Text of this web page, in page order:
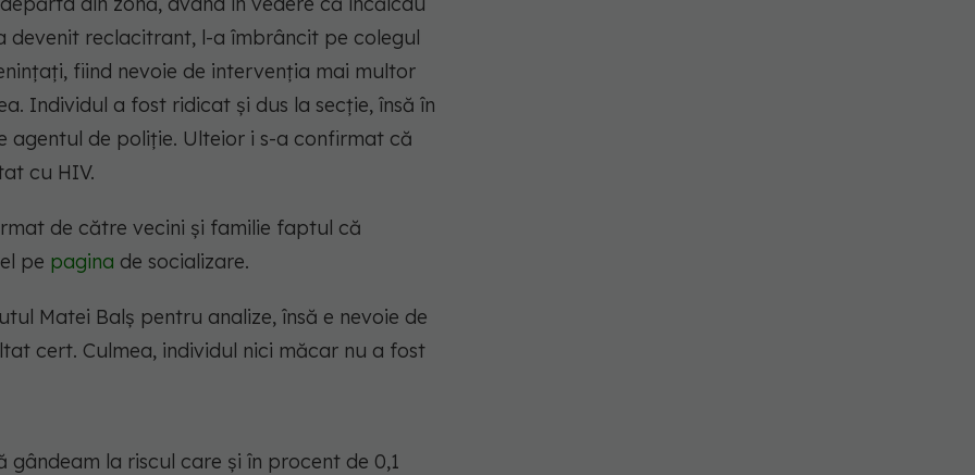
devenit reclacitrant, l-a îmbrâncit pe colegul
fiind nevoie de intervenția mai multor
Individul a fost ridicat și dus la secție, însă în
de poliție. Ulteior i s-a confirmat că
cu HIV.
de către vecini și familie faptul că
pe pagina de socializare.
Matei Balș pentru analize, însă e nevoie de
cert. Culmea, individul nici măcar nu a fost
la riscul care și în procent de 0,1